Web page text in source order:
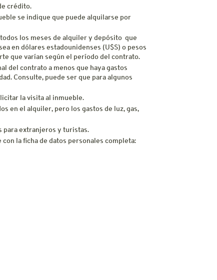
crédito.
se indique que puede alquilarse por
los meses de alquiler y depósito que
en dólares estadounidenses (U$S) o pesos
que varían según el período del contrato.
del contrato a menos que haya gastos
Consulte, puede ser que para algunos
la visita al inmueble.
en el alquiler, pero los gastos de luz, gas,
para extranjeros y turistas.
la ficha de datos personales completa: